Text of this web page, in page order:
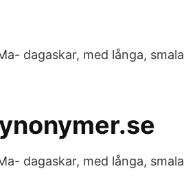
dagaskar, med långa, smala
dagaskar, med långa, smala